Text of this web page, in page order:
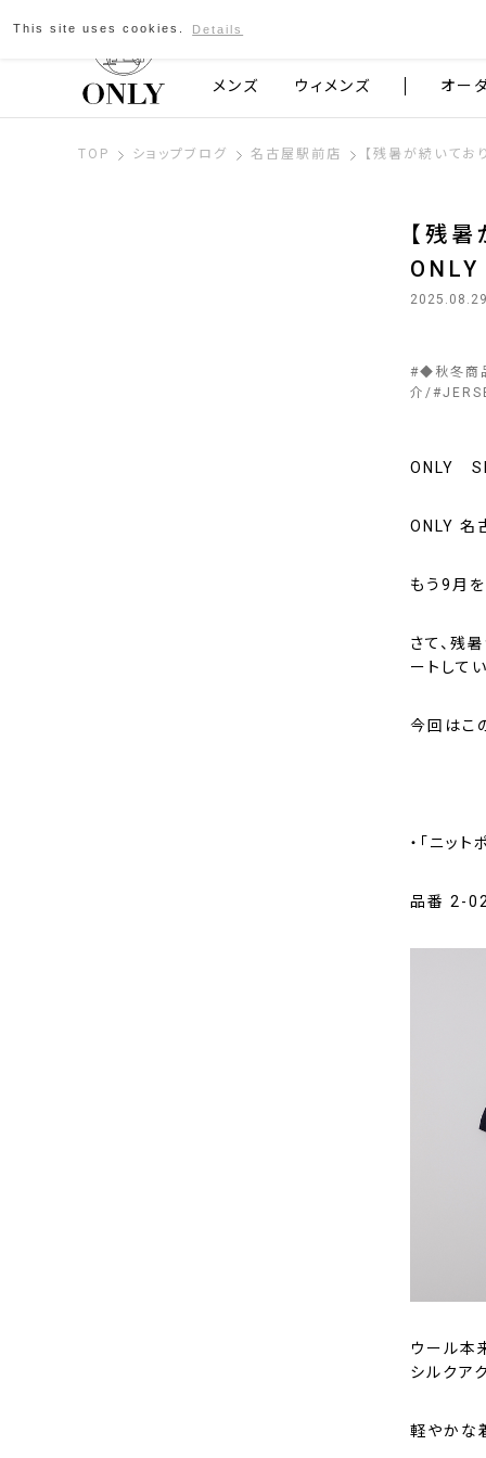
京都発のスーツブランド ONLY
メンズ ウィメンズ オー
TOP ショップブログ 名古屋駅前店 【残暑が続いて
【残
#◆秋冬商
介
#
ONLY
ONLY 名
もう9月
さて、残
ートして
今回はこ
・「ニッ
品番 2-
ウール本
シルクア
軽やかな
This site uses cookies. Details